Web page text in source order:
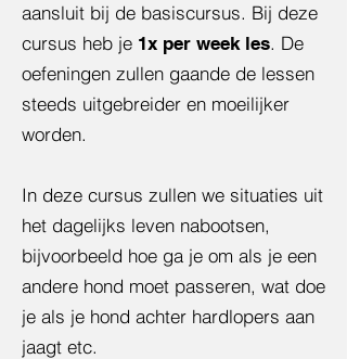
aansluit bij de basiscursus. Bij deze
cursus heb je 1x per week les. De
oefeningen zullen gaande de lessen
steeds uitgebreider en moeilijker
worden.
In deze cursus zullen we situaties uit
het dagelijks leven nabootsen,
bijvoorbeeld hoe ga je om als je een
andere hond moet passeren, wat doe
je als je hond achter hardlopers aan
jaagt etc.